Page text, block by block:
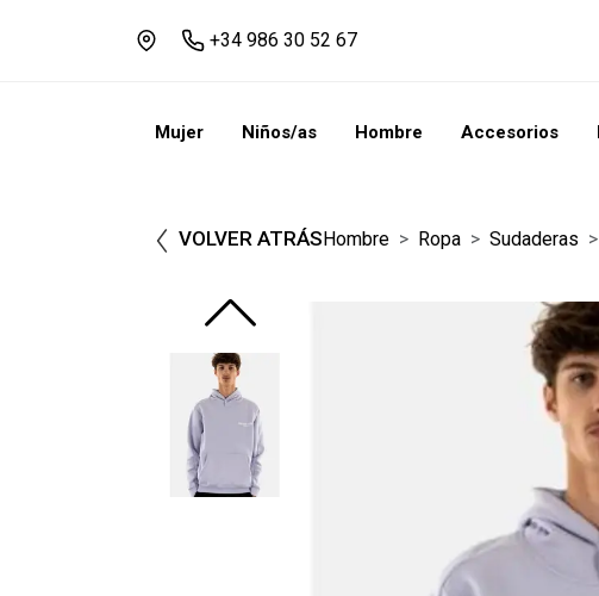
+34 986 30 52 67
Mujer Niños/as Hombre Accesorios
VOLVER ATRÁSHombre Ropa Sudaderas